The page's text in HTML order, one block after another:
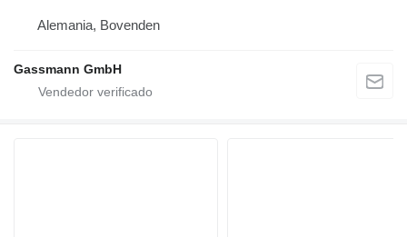
Alemania, Bovenden
Gassmann GmbH